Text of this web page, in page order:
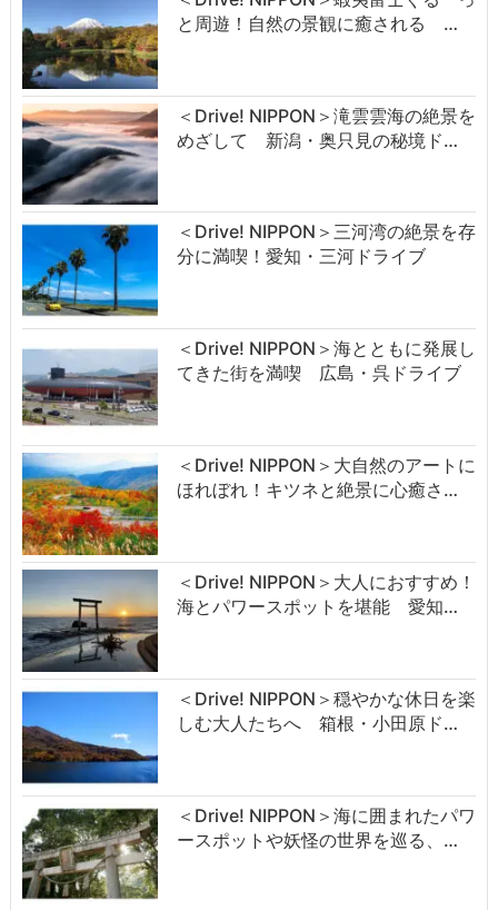
と周遊！自然の景観に癒される …
＜Drive! NIPPON＞滝雲雲海の絶景を
めざして 新潟・奥只見の秘境ド…
＜Drive! NIPPON＞三河湾の絶景を存
分に満喫！愛知・三河ドライブ
＜Drive! NIPPON＞海とともに発展し
てきた街を満喫 広島・呉ドライブ
＜Drive! NIPPON＞大自然のアートに
ほれぼれ！キツネと絶景に心癒さ…
＜Drive! NIPPON＞大人におすすめ！
海とパワースポットを堪能 愛知…
＜Drive! NIPPON＞穏やかな休日を楽
しむ大人たちへ 箱根・小田原ド…
＜Drive! NIPPON＞海に囲まれたパワ
ースポットや妖怪の世界を巡る、…